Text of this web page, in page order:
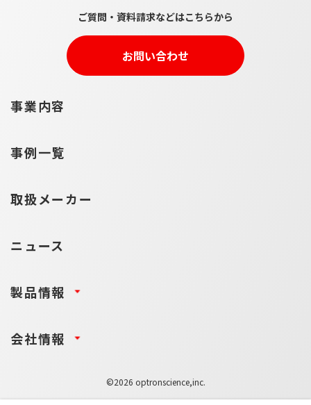
ご質問・資料請求などはこちらから
お問い合わせ
事業内容
事例一覧
取扱メーカー
ニュース
製品情報
会社情報
©2026 optronscience,inc.